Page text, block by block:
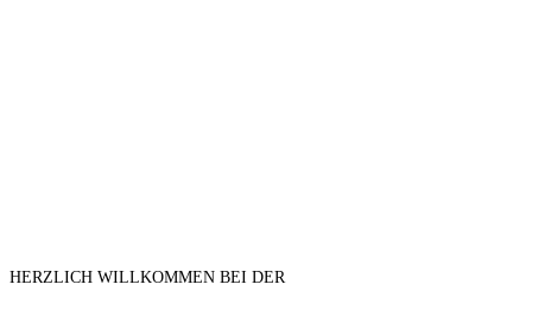
HERZLICH WILLKOMMEN BEI DER